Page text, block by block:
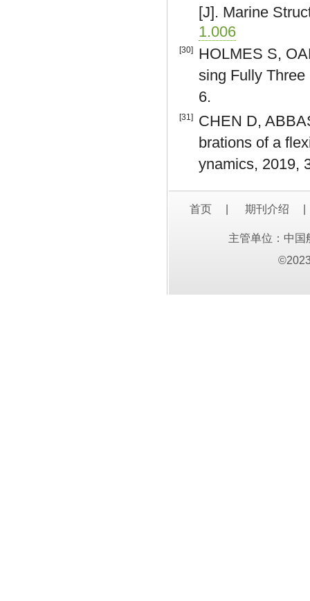
[J]. Marine
1.006
[30]
HOLMES S,
sing Fully
6.
[31]
CHEN D,
brations of a
ynamics, 2019,